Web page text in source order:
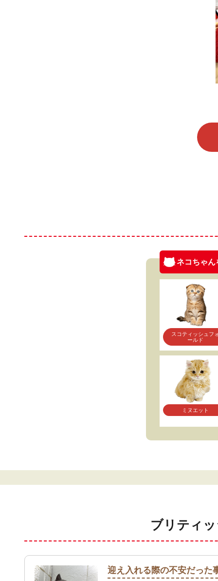
ネコちゃん
スコティッシュフ
ールド
ミヌエット
ブリティ
迎え入れる際の不安だった